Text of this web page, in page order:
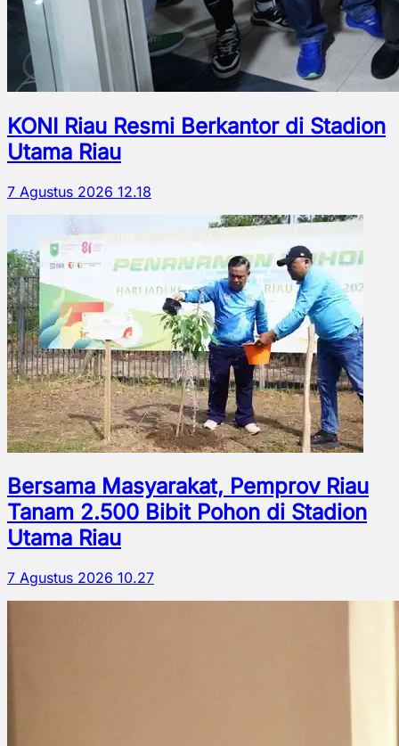
KONI Riau Resmi Berkantor di Stadion
Utama Riau
7 Agustus 2026 12.18
Bersama Masyarakat, Pemprov Riau
Tanam 2.500 Bibit Pohon di Stadion
Utama Riau
7 Agustus 2026 10.27